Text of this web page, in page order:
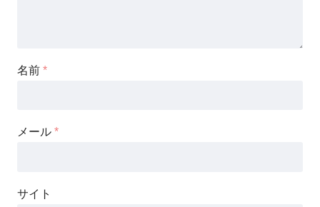
名前 *
メール *
サイト